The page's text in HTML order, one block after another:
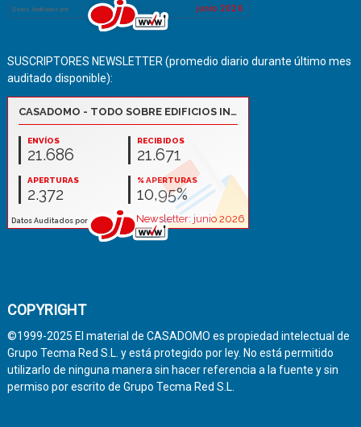
SUSCRIPTORES NEWSLETTER (promedio diario durante último mes
auditado disponible):
COPYRIGHT
©1999-2025 El material de CASADOMO es propiedad intelectual de
Grupo Tecma Red S.L. y está protegido por ley. No está permitido
utilizarlo de ninguna manera sin hacer referencia a la fuente y sin
permiso por escrito de Grupo Tecma Red S.L.